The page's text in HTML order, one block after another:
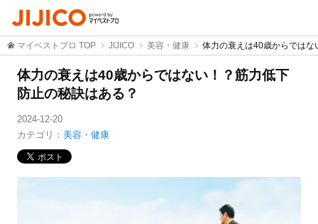
マイベストプロ TOP JIJICO 美容・健康 体力の衰えは40歳からでは
体力の衰えは40歳からではない！？筋力低下
防止の秘訣はある？
2024-12-20
カテゴリ： 美容・健康